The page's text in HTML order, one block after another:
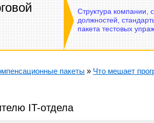
Структура компании,
должностей,
пакета тестовых
пакеты » Что мешает
IT-отдела